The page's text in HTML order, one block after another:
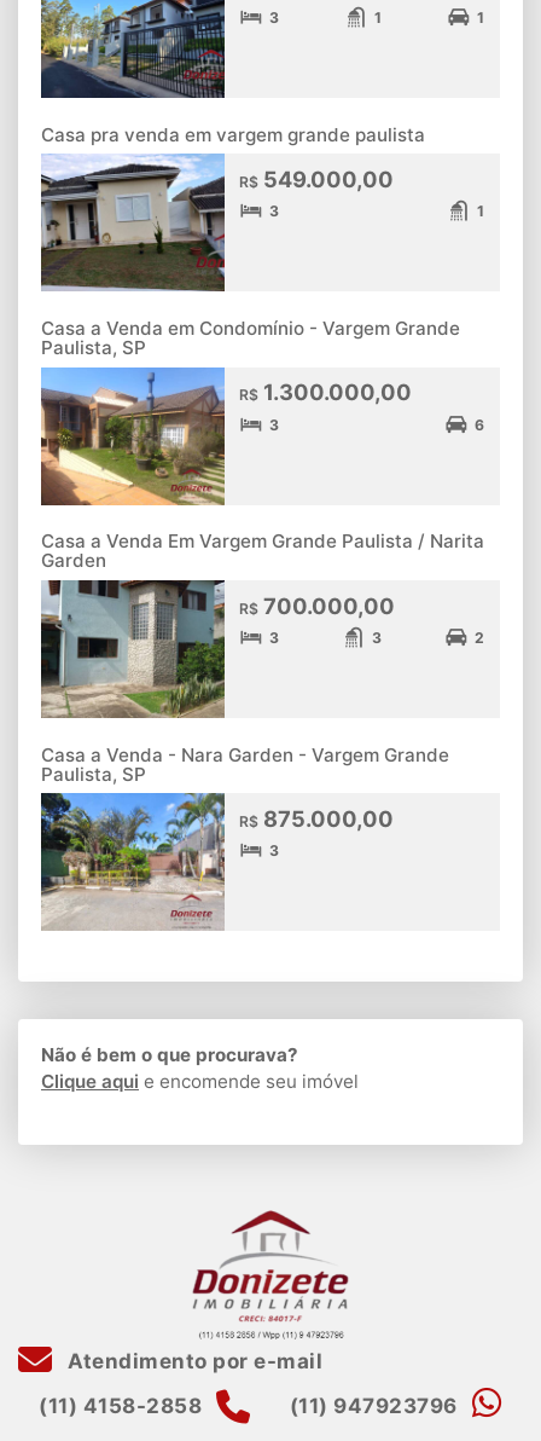
3 1 1
Casa pra venda em vargem grande paulista
R$ 549.000,00
3 1
Casa a Venda em Condomínio - Vargem Grande
Paulista, SP
R$ 1.300.000,00
3 6
Casa a Venda Em Vargem Grande Paulista / Narita
Garden
R$ 700.000,00
3 3 2
Casa a Venda - Nara Garden - Vargem Grande
Paulista, SP
R$ 875.000,00
3
Não é bem o que procurava?
Clique aqui e encomende seu imóvel
Atendimento por e-mail
(11) 4158-2858
(11) 947923796